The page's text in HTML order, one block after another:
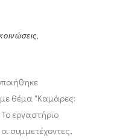
θέμα "Καμάρες:
Το εργαστήριο
συμμετέχοντες,